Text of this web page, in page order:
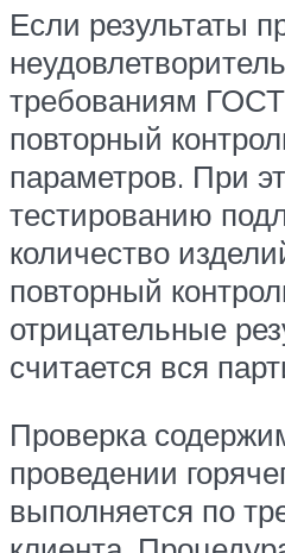
Если результаты
требованиям
повторный
параметров. При
тестированию
количество
повторный
отрицательные
считается вся
Проверка
проведении
выполняется по